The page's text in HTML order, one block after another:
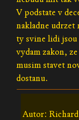
V podstate v
nakladne
ty svine lidi jsou
vydam zakon,
musim stavet
dostanu.
Autor: